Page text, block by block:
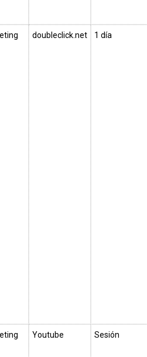
doubleclick.net 1 día
Youtube Sesión